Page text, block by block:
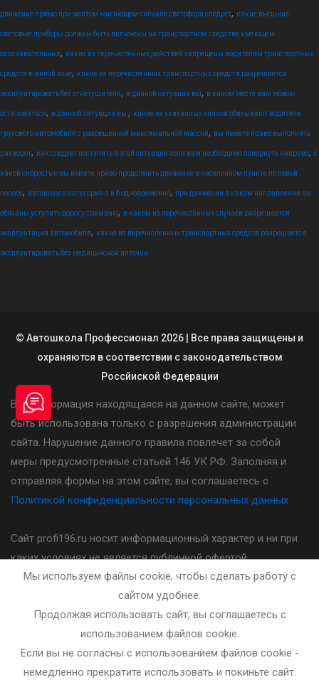
движение прямо при желтом мигающем сигнале светофора следует, какие внешние
световые приборы должны быть включены на транспортном средстве имеющем
опознавательные, какие из перечисленных действий запрещены водителям транспортных
средств в жилой зоне, какие из перечисленных транспортных средств разрешается
эксплуатировать без огнетушителя, в данной ситуации вы, в каком месте вам можно
остановиться, в данной ситуации вы:, какие из указанных знаков обязывают водителя
грузового автомобиля с разрешенной максимальной массой, вы имеете право выполнить
разворот, как следует поступить в этой ситуации если вам необходимо повернуть направо, с
какой скоростью вы имеете право продолжить движение в населенном пункте по левой
полосе, автошкола категория а и б одновременно, при движении в каком направлении вы
обязаны уступить дорогу трамваю, в каком из перечисленных случаев разрешается
эксплуатация автомобиля, какие из перечисленных транспортных средств разрешается
эксплуатировать без медицинской аптечки
© Автошкола Профессионал 2026 | Все права защищены и
охраняются в соответствии с законодательством
Россйиской Федерации
Вся информация находящаяся на данном сайте, может
быть использована только с разрешения администрации
сайта. Нарушение данного правила повлечет за собой
меры предусмотренные статьей 146 УК РФ. Заполняя и
отправляя формы на этом сайте, вы соглашаетесь с
Политикой конфиденциальности персональных данных
Сайт profi196.ru носит информационный характер и ни при
каких условиях не является публичной офертой,
определяемой положениями статьи 437(2) Гражданского
кодекса Российской Федерации. Стоимость, порядок и
другие условия предоставления услуг указанных на сайте
необходимо уточнять у администратора автошколы.
Разработка и сопровождение сайта - bleaksoft.ru
Мы используем файлы cookie, чтобы сделать работу с
сайтом удобнее.
Продолжая использовать сайт, вы соглашаетесь с
использованием файлов cookie.
Если вы не согласны с использованием файлов cookie -
немедленно прекратите использовать и покиньте сайт.